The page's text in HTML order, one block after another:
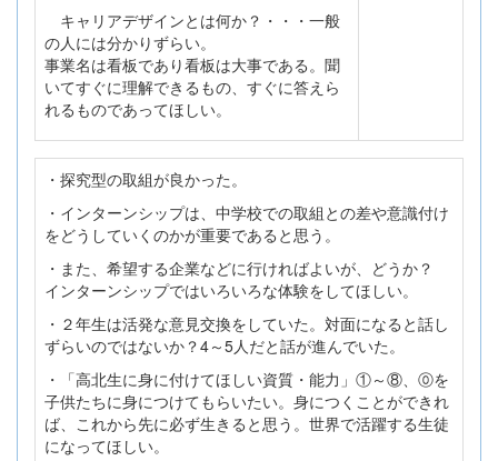
キャリアデザインとは何か？・・・一般
の人には分かりずらい。
事業名は看板であり看板は大事である。聞
いてすぐに理解できるもの、すぐに答えら
れるものであってほしい。
・探究型の取組が良かった。
・インターンシップは、中学校での取組との差や意識付け
をどうしていくのかが重要であると思う。
・また、希望する企業などに行ければよいが、どうか？
インターンシップではいろいろな体験をしてほしい。
・２年生は活発な意見交換をしていた。対面になると話し
ずらいのではないか？4～5人だと話が進んでいた。
・「高北生に身に付けてほしい資質・能力」①～⑧、⓪を
子供たちに身につけてもらいたい。身につくことができれ
ば、これから先に必ず生きると思う。世界で活躍する生徒
になってほしい。